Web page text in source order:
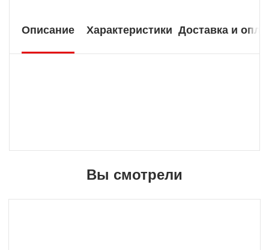
Описание Характеристики Доставка и
Вы смотрели